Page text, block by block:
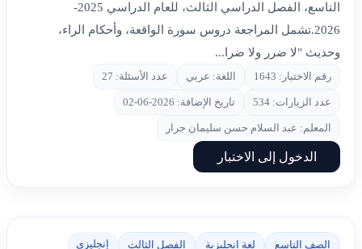
التاسع، الفصل الدراسي الثالث، للعام الدراسي 2025-
2026.تشمل المراجعة دروس سورة الواقعة، وأحكام الراء،
وحديث "لا ضرر ولا ضرا...
رقم الاختبار: 1643 اللغة: عربي عدد الأسئلة: 27
عدد الزيارات: 534 تاريخ الإضافة: 2026-06-02
المعلم: عبد السلام حسن سليمان جرار
الدخول إلى الاختبار
الصف التاسع لغة انجليزية الفصل الثالث إنجليزي